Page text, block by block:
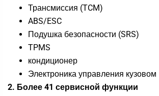
Трансмиссия (TCM)
ABS/ESC
Подушка безопасности (SRS)
TPMS
кондиционер
Электроника управления кузовом
2. Более 41 сервисной функции